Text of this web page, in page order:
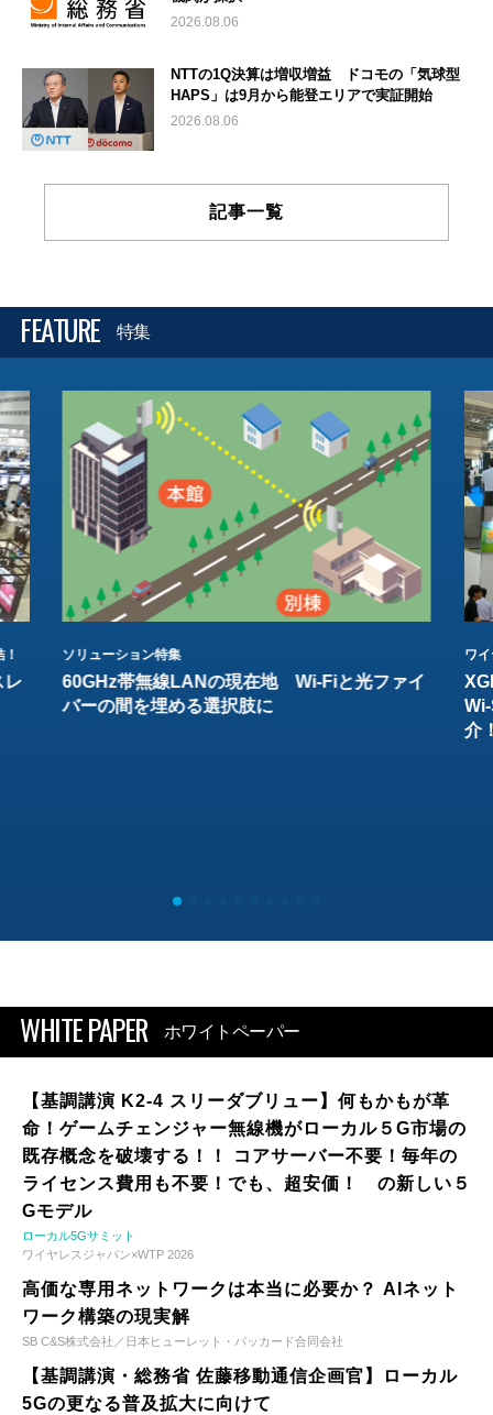
2026.08.06
NTTの1Q決算は増収増益 ドコモの「気球型
HAPS」は9月から能登エリアで実証開始
2026.08.06
記事一覧
FEATURE 特集
レ
ソリューション特集
60GHz帯無線LANの現在地 Wi-Fiと光ファイ
バーの間を埋める選択肢に
ワ
介
WHITE PAPER ホワイトペーパー
【基調講演 K2-4 スリーダブリュー】何もかもが革
命！ゲームチェンジャー無線機がローカル５G市場の
既存概念を破壊する！！ コアサーバー不要！毎年の
ライセンス費用も不要！でも、超安価！ の新しい５
Gモデル
ローカル5Gサミット
ワイヤレスジャパン×WTP 2026
高価な専用ネットワークは本当に必要か？ AIネット
ワーク構築の現実解
SB C&S株式会社／日本ヒューレット・パッカード合同会社
【基調講演・総務省 佐藤移動通信企画官】ローカル
5Gの更なる普及拡大に向けて